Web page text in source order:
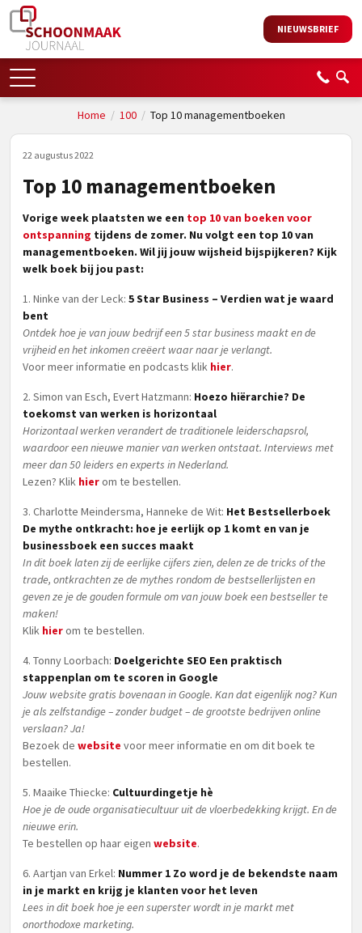
NIEUWSBRIEF
Home / 100/ Top 10 managementboeken
22 augustus 2022
Top 10 managementboeken
Vorige week plaatsten we een top 10 van boeken voor
ontspanning tijdens de zomer. Nu volgt een top 10 van
managementboeken. Wil jij jouw wijsheid bijspijkeren? Kijk
welk boek bij jou past:
1. Ninke van der Leck: 5 Star Business – Verdien wat je waard
bent
Ontdek hoe je van jouw bedrijf een 5 star business maakt en de
vrijheid en het inkomen creëert waar naar je verlangt.
Voor meer informatie en podcasts klik hier.
2. Simon van Esch, Evert Hatzmann: Hoezo hiërarchie? De
toekomst van werken is horizontaal
Horizontaal werken verandert de traditionele leiderschapsrol,
waardoor een nieuwe manier van werken ontstaat. Interviews met
meer dan 50 leiders en experts in Nederland.
Lezen? Klik hierom te bestellen.
3. Charlotte Meindersma, Hanneke de Wit: Het Bestsellerboek
De mythe ontkracht: hoe je eerlijk op 1 komt en van je
businessboek een succes maakt
In dit boek laten zij de eerlijke cijfers zien, delen ze de tricks of the
trade, ontkrachten ze de mythes rondom de bestsellerlijsten en
geven ze je de gouden formule om van jouw boek een bestseller te
maken!
Klik hierom te bestellen.
4. Tonny Loorbach: Doelgerichte SEO Een praktisch
stappenplan om te scoren in Google
Jouw website gratis bovenaan in Google. Kan dat eigenlijk nog? Kun
je als zelfstandige – zonder budget – de grootste bedrijven online
verslaan? Ja!
Bezoek de website voor meer informatie en om dit boek te
bestellen.
5. Maaike Thiecke: Cultuurdingetje hè
Hoe je de oude organisatiecultuur uit de vloerbedekking krijgt. En de
nieuwe erin.
Te bestellen op haar eigen website.
6. Aartjan van Erkel: Nummer 1 Zo word je de bekendste naam
in je markt en krijg je klanten voor het leven
Lees in dit boek hoe je een superster wordt in je markt met
onorthodoxe marketing.